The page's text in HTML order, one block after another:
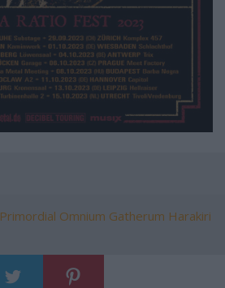
Primordial Omnium Gatherum Harakiri